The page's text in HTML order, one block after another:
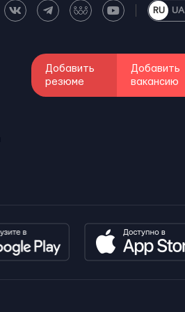
RU UA
Добавить
резюме
Добавить
вакансию